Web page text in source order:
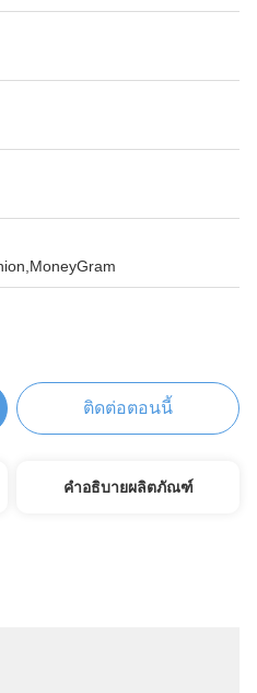
ติดต่อตอนนี้
คำอธิบายผลิตภัณฑ์